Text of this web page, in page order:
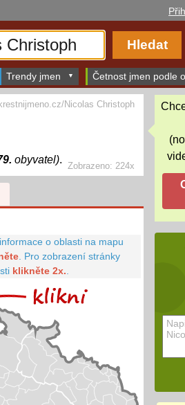
Trendy jmen Četnost jmen podle
Zobrazeno: 224x
obyvatel).
Nicolas Christoph
o oblasti na mapu
. Pro zobrazení stránky
klikněte 2x.